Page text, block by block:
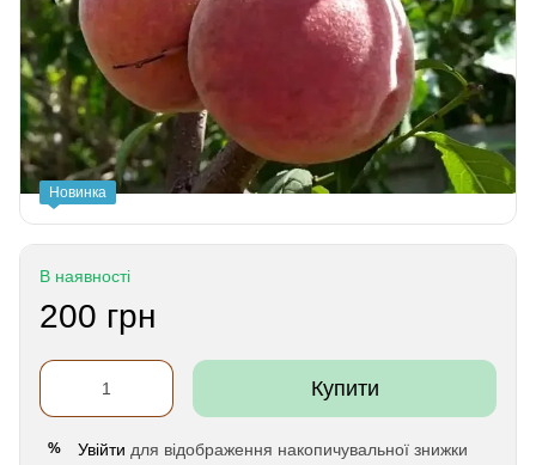
Новинка
В наявності
200 грн
Купити
% Увійти для відображення накопичувальної знижки